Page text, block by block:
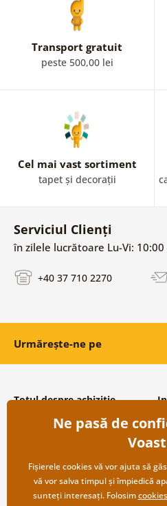
Transport gratuit
peste 500,00 lei
Cel mai vast sortiment
tapet și decorații
Serviciul Clienți
în zilele lucrătoare Lu-Vi: 10:00
+40 37 710 2270
Urmărește-ne pe
Totul despre achiziție
Condiții și termeni generali
Protecția datelor personale
Transport și modalități de plată
Returnare
Ne pasă de
Fișierele cookies vă vor ajuta să
vă vor salva timpul și împiedică
sunteți interesați. Folosimcookies